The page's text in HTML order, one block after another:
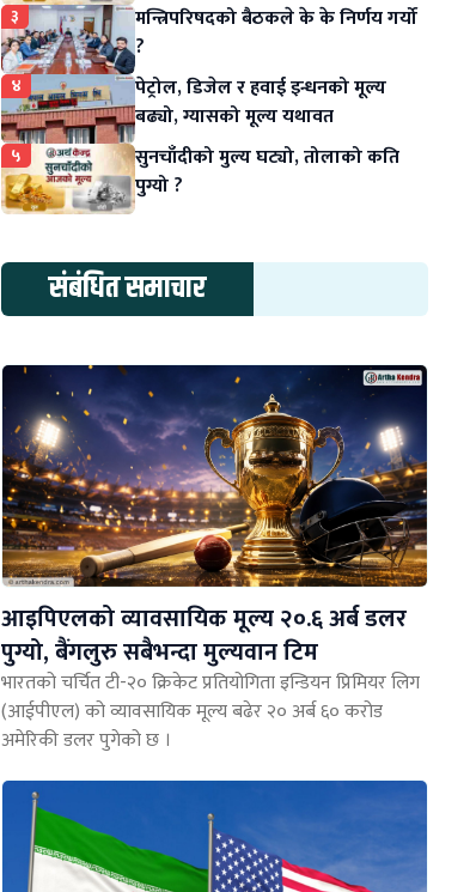
३
मन्त्रिपरिषदको बैठकले के के निर्णय गर्यो
?
४
पेट्रोल, डिजेल र हवाई इन्धनको मूल्य
बढ्यो, ग्यासको मूल्य यथावत
५
सुनचाँदीको मुल्य घट्यो, तोलाको कति
पुग्यो ?
संबंधित समाचार
आइपिएलको व्यावसायिक मूल्य २०.६ अर्ब डलर
पुग्यो, बैंगलुरु सबैभन्दा मुल्यवान टिम
भारतको चर्चित टी-२० क्रिकेट प्रतियोगिता इन्डियन प्रिमियर लिग
(आईपीएल) को व्यावसायिक मूल्य बढेर २० अर्ब ६० करोड
अमेरिकी डलर पुगेको छ ।